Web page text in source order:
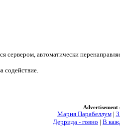
сервером, автоматически
содействие.
Advertisement
Мария Парабеллум|
Деррида - говно | В